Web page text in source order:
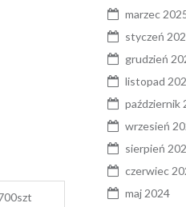
marzec
styczeń
grudzień
listopad
październik
wrzesień
sierpień
czerwiec
maj 2024